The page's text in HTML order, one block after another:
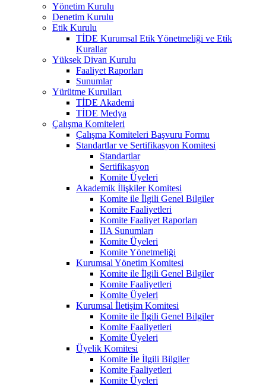
Yönetim Kurulu
Denetim Kurulu
Etik Kurulu
TİDE Kurumsal Etik Yönetmeliği ve Etik
Kurallar
Yüksek Divan Kurulu
Faaliyet Raporları
Sunumlar
Yürütme Kurulları
TİDE Akademi
TİDE Medya
Çalışma Komiteleri
Çalışma Komiteleri Başvuru Formu
Standartlar ve Sertifikasyon Komitesi
Standartlar
Sertifikasyon
Komite Üyeleri
Akademik İlişkiler Komitesi
Komite ile İlgili Genel Bilgiler
Komite Faaliyetleri
Komite Faaliyet Raporları
IIA Sunumları
Komite Üyeleri
Komite Yönetmeliği
Kurumsal Yönetim Komitesi
Komite ile İlgili Genel Bilgiler
Komite Faaliyetleri
Komite Üyeleri
Kurumsal İletişim Komitesi
Komite ile İlgili Genel Bilgiler
Komite Faaliyetleri
Komite Üyeleri
Üyelik Komitesi
Komite İle İlgili Bilgiler
Komite Faaliyetleri
Komite Üyeleri